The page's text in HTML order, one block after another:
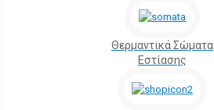
Θερμαντικά Σώματα
Εστίασης